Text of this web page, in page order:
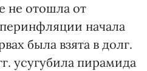
не отошла от
начала
была взята в долг.
усугубила пирамида